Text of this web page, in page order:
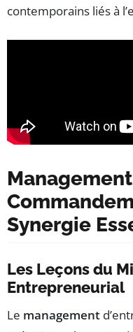
contemporains liés à
Synergie
Les Leçons du
Entrepreneurial
Le management